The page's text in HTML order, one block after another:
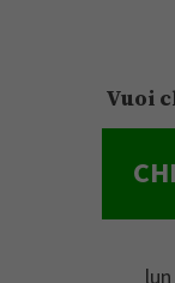
Vuoi